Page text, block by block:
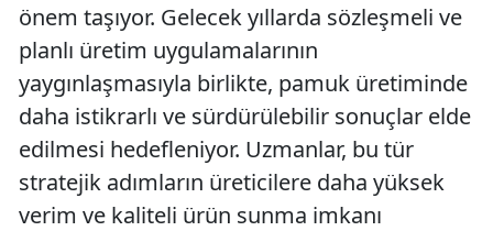
önem taşıyor. Gelecek yıllarda sözleşmeli ve
planlı üretim uygulamalarının
yaygınlaşmasıyla birlikte, pamuk üretiminde
daha istikrarlı ve sürdürülebilir sonuçlar elde
edilmesi hedefleniyor. Uzmanlar, bu tür
stratejik adımların üreticilere daha yüksek
verim ve kaliteli ürün sunma imkanı